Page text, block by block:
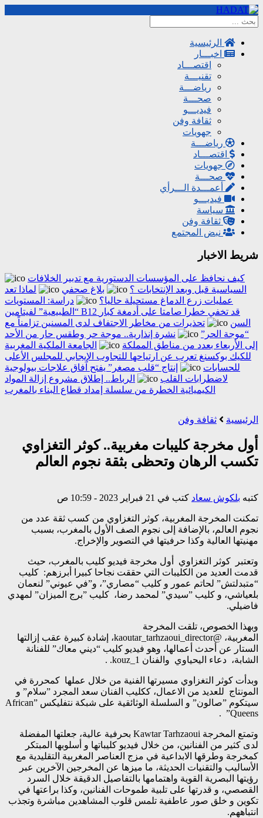
الرئيسية
اخبـــار
اقتصـــاد
تقنيـــة
رياضـــة
صحـــة
فيديـــو
ثقافة وفن
جهويات
رياضـــة
اقتصـــاد
جهويات
صحـــة
أعمـــدة الـــرأي
فيديـــو
سياسة
ثقافة وفن
نبض المجتمع
شريط الاخبار
كيف نحافظ على المؤسسات الدستورية مع تدبير الخلافات
السياسية قبل وبعد الإنتخابات ؟
بلاغ صحفي
لماذا تعد
عمليات زرع الدماغ مستحيلة حاليا؟
دراسة: المستويات
“الطبيعية” لفيتامين B12 قد تخفي خطرا صامتا على أدمغة كبار
السن
تحذيرات من مخاطر الاجتفاف لدى المسنين تزامناً مع
“موجة الحر”
نشرة إنذارية.. موجة حر وطقس حار من الأحد
إلى الأربعاء بعدد من مناطق المملكة
الجامعة الملكية المغربية
للكيك بوكسنغ تعرب عن ارتياحها للتجاوب الإيجابي للمجلس الأعلى
للحسابات
إنتاج “قلب مصغر” يفتح آفاق علاجات بيولوجية
لاضطرابات القلب
الرباط.. إطلاق مشروع إزالة المواد
الكيميائية الخطرة من سلسلة إمداد قطاع البناء بالمغرب
الرئيسية ثقافة وفن
أول مخرجة كليبات مغربية.. كوثر التغزاوي
تكسب الرهان وتحظى بثقة نجوم العالم
كتبه بلكوش سعاد كتب في 21 فبراير 2023 - 10:59 ص
تمكنت المخرجة المغربية، كوثر التغزاوي من كسب ثقة عدد من
نجوم العالم، بالإضافة إلى نجوم الصف الأول بالمغرب، بسبب
مهنيتها العالية وكذا حرفيتها في التصوير والإخراج.
وتعتبر كوثر التغزاوي أول مخرجة فيديو كليب بالمغرب، حيث
قدمت العديد من الكليبات التي حققت نجاحا كبيرا أبرزهم: كليب
“متبدلتش” لحاتم عمور و كليب “مصاري”، و”في عيوني” لنعمان
بلعياشي، و كليب ”سيدي” لمحمد رضا، كليب ”برج الميزان” لمهدي
فاضيلي.
وبهذا الخصوص، تلقت المخرجة
المغربية، @kaoutar_tarhzaoui_director، إشادة كبيرة عقب إزالتها
الستار عن أحدث أعمالها، وهو فيديو كليب “ديني معاك” للفنانة
الشابة، دعاء اليحياوي والفنان kouz_1. .
وبدأت كوثر التغزاوي مسيرتها الفنية من خلال عملها كمحررة في
المونتاج للعديد من الاعمال، ككليب الفنان سعد المجرد ”سلام” و
سيتكوم ”صالون” و السلسلة الوثائقية على شبكة نتفليكس ”African
Queens” .
وتمتع المخرجة Kawtar Tarhzaoui بحرفية عالية، جعلتها المفضلة
لدى كثير من الفنانين، من خلال فيديو كليباتها و أسلوبها المبتكر
كمخرجة وطرقها الابداعية في مزج العناصر المغربية التقليدية مع
الأساليب والتقنيات الحديثة، ما ميزها عن المخرجين الآخرين عبر
رؤيتها البصرية القوية واهتمامها بالتفاصيل الدقيقة خلال السرد
القصصي، و قدرتها على تلبية طموحات الفنانين، وكذا براعتها في
تكوين و خلق صور عاطفية تلمس قلوب المشاهدين مباشرة وتجذب
انتباههم.